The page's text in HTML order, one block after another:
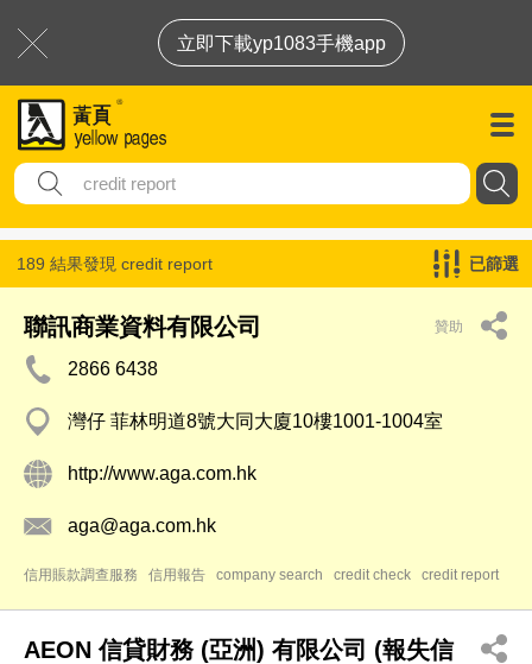
立即下載yp1083手機app
189 結果發現 credit report 已篩選
聯訊商業資料有限公司 贊助
2866 6438
灣仔 菲林明道8號大同大廈10樓1001-1004室
http://www.aga.com.hk
aga@aga.com.hk
信用賬款調查服務 信用報告 company search credit check credit report
AEON 信貸財務 (亞洲) 有限公司 (報失信